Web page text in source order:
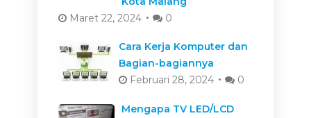
Maret 22, 2024
0
Cara Kerja Komputer dan
Bagian-bagiannya
Februari 28, 2024
0
Mengapa TV LED/LCD